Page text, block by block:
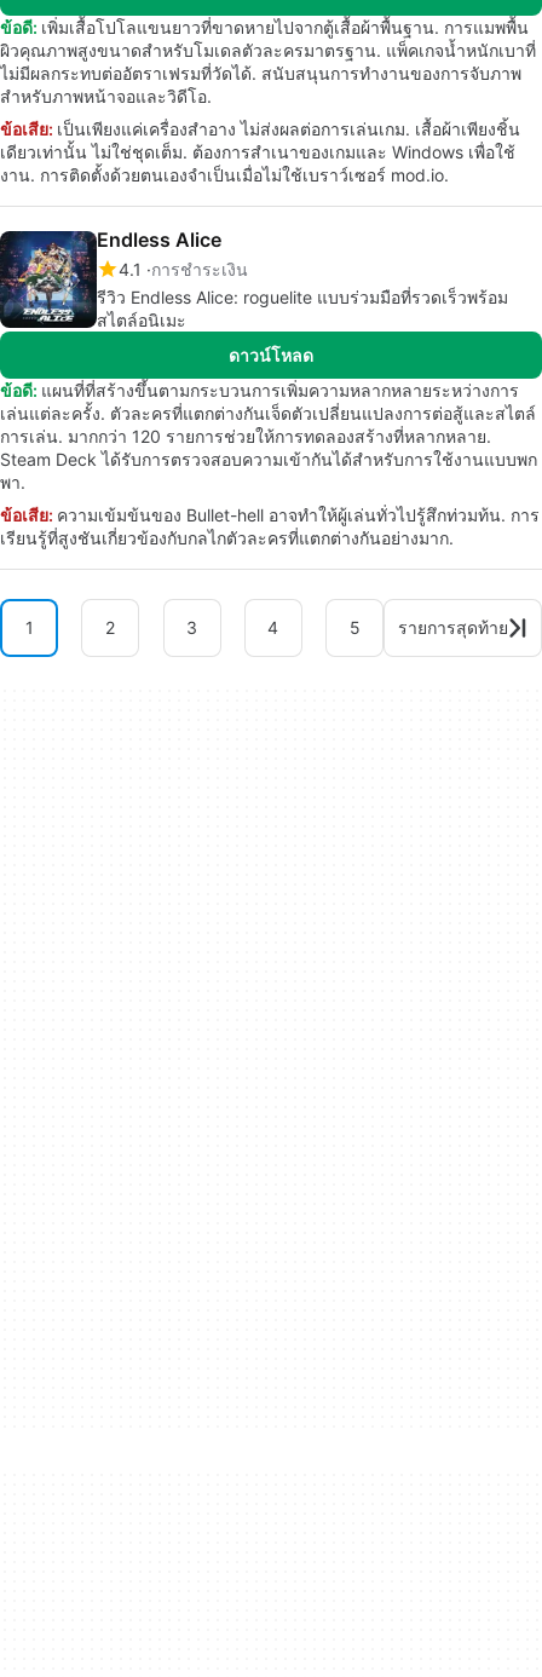
ข้อดี: เพิ่มเสื้อโปโลแขนยาวที่ขาดหายไปจากตู้เสื้อผ้าพื้นฐาน. การแมพพื้น
ผิวคุณภาพสูงขนาดสำหรับโมเดลตัวละครมาตรฐาน. แพ็คเกจน้ำหนักเบาที่
ไม่มีผลกระทบต่ออัตราเฟรมที่วัดได้. สนับสนุนการทำงานของการจับภาพ
สำหรับภาพหน้าจอและวิดีโอ.
ข้อเสีย: เป็นเพียงแค่เครื่องสำอาง ไม่ส่งผลต่อการเล่นเกม. เสื้อผ้าเพียงชิ้น
เดียวเท่านั้น ไม่ใช่ชุดเต็ม. ต้องการสำเนาของเกมและ Windows เพื่อใช้
งาน. การติดตั้งด้วยตนเองจำเป็นเมื่อไม่ใช้เบราว์เซอร์ mod.io.
Endless Alice
4.1
การชำระเงิน
รีวิว Endless Alice: roguelite แบบร่วมมือที่รวดเร็วพร้อม
สไตล์อนิเมะ
ดาวน์โหลด
ข้อดี: แผนที่ที่สร้างขึ้นตามกระบวนการเพิ่มความหลากหลายระหว่างการ
เล่นแต่ละครั้ง. ตัวละครที่แตกต่างกันเจ็ดตัวเปลี่ยนแปลงการต่อสู้และสไตล์
การเล่น. มากกว่า 120 รายการช่วยให้การทดลองสร้างที่หลากหลาย.
Steam Deck ได้รับการตรวจสอบความเข้ากันได้สำหรับการใช้งานแบบพก
พา.
ข้อเสีย: ความเข้มข้นของ Bullet-hell อาจทำให้ผู้เล่นทั่วไปรู้สึกท่วมท้น. การ
เรียนรู้ที่สูงชันเกี่ยวข้องกับกลไกตัวละครที่แตกต่างกันอย่างมาก.
1 2 3 4 5 รายการสุดท้าย